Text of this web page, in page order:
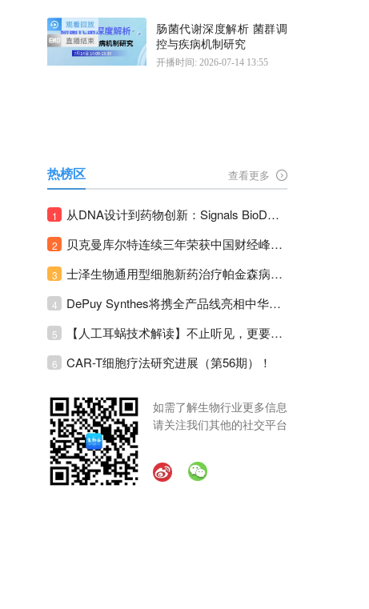
肠菌代谢深度解析 菌群调
控与疾病机制研究
开播时间: 2026-07-14 13:55
热榜区 查看更多
1 从DNA设计到药物创新：Signals BioDesign如何重塑分子生物学研发生态！
2 贝克曼库尔特连续三年荣获中国财经峰会三项大奖！
3 士泽生物通用型细胞新药治疗帕金森病注册临床II期全部入组完成！
4 DePuy Synthes将携全产品线亮相中华医学会运动医疗分会大会，加码布局中国运动医学创新赛道！
5 【人工耳蜗技术解读】不止听见，更要听见未来 ---- 智能耳蜗，开启人工耳蜗技术新纪元！
6 CAR-T细胞疗法研究进展（第56期）！
如需了解生物行业更多信息
请关注我们其他的社交平台